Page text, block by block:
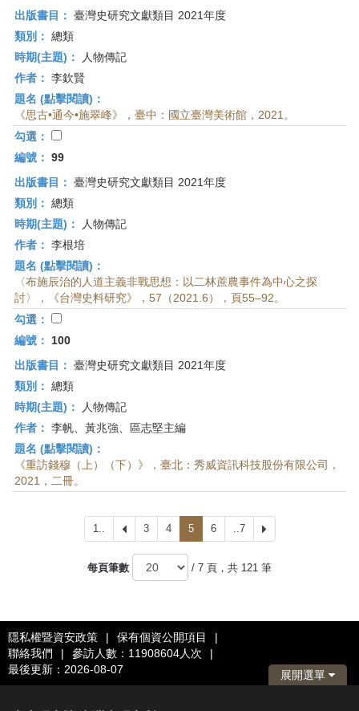
出版書目： 臺灣史研究文獻類目 2021年度
類別： 總類
時期(主題)：
人物傳記
作者： 李欽賢
題名 (點擊閱讀)：
《思古•通今•施翠峰》，臺中：國立臺灣美術館，2021。
勾選：
編號： 99
出版書目： 臺灣史研究文獻類目 2021年度
類別： 總類
時期(主題)：
人物傳記
作者： 李根培
題名 (點擊閱讀)：
〈布施辰治的人道主義非戰思想：以二林蔗農事件為中心之探
討〉，《台灣史料研究》，57（2021.6），頁55–92。
勾選：
編號：
100
出版書目： 臺灣史研究文獻類目 2021年度
類別： 總類
時期(主題)：
人物傳記
作者： 李帆、黃兆強、區志堅主編
題名 (點擊閱讀)：
《重訪錢穆（上）（下）》，臺北：秀威資訊科技股份有限公司，
2021，二冊。
1..
上
一
頁
3 4 5 6 ..7
下
一
每頁筆數
/ 7 頁，共 121 筆
隱私權暨資安政策 | 保有個資公開項目
|
聯絡我們
| 參訪人數：11908604人次
|
最後更新：2026-08-07
展開選單